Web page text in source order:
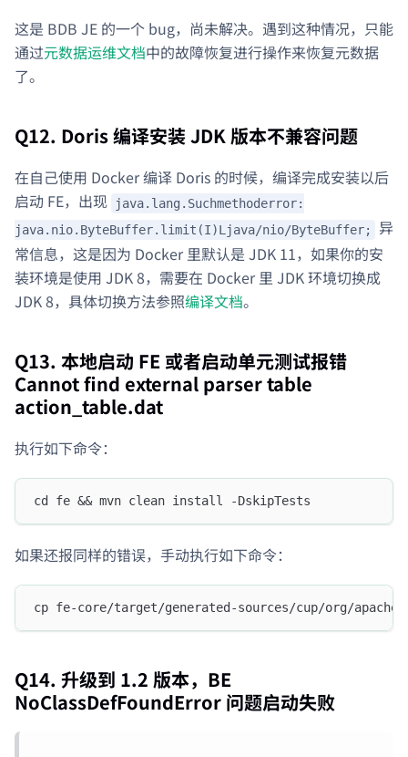
这是 BDB JE 的一个 bug，尚未解决。遇到这种情况，只能
通过元数据运维文档中的故障恢复进行操作来恢复元数据
了。
Q12. Doris 编译安装 JDK 版本不兼容问题
在自己使用 Docker 编译 Doris 的时候，编译完成安装以后
启动 FE，出现
java.lang.Suchmethoderror:
java.nio.ByteBuffer.limit(I)Ljava/nio/ByteBuffer;
异
常信息，这是因为 Docker 里默认是 JDK 11，如果你的安
装环境是使用 JDK 8，需要在 Docker 里 JDK 环境切换成
JDK 8，具体切换方法参照编译文档。
Q13. 本地启动 FE 或者启动单元测试报错
Cannot find external parser table
action_table.dat
执行如下命令：
cd fe && mvn clean install -DskipTests
如果还报同样的错误，手动执行如下命令：
cp fe-core/target/generated-sources/cup/org/
Q14. 升级到 1.2 版本，BE
NoClassDefFoundError 问题启动失败